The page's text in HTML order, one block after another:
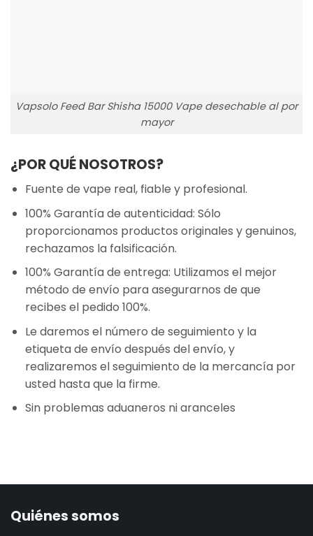
Vapsolo Feed Bar Shisha 15000 Vape desechable al por
mayor
¿POR QUÉ NOSOTROS?
Fuente de vape real, fiable y profesional.
100% Garantía de autenticidad: Sólo
proporcionamos productos originales y genuinos,
rechazamos la falsificación.
100% Garantía de entrega: Utilizamos el mejor
método de envío para asegurarnos de que
recibes el pedido 100%.
Le daremos el número de seguimiento y la
etiqueta de envío después del envío, y
realizaremos el seguimiento de la mercancía por
usted hasta que la firme.
Sin problemas aduaneros ni aranceles
Quiénes somos